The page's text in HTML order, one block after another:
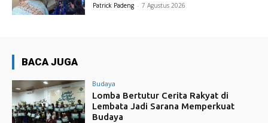
Patrick Padeng - 7 Agustus 2026
BACA JUGA
Budaya
Lomba Bertutur Cerita Rakyat di
Lembata Jadi Sarana Memperkuat
Budaya